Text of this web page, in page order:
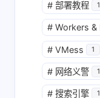
# 部署教程 1
# Workers &
# VMess 1
# 网络义警 1
# 搜索引擎 1